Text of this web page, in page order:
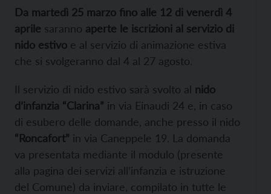
Da martedì 25 marzo fino alle 12 di venerdì 4
aprile saranno aperte le iscrizioni al servizio di
nido estivo e al servizio di animazione estiva
che si svolgeranno dal 4 al 27 agosto.
Il servizio di nido estivo sarà svolto al nido
d’infanzia “Clarina” in via Einaudi 24 e, in caso
di esubero delle domande, anche presso il nido
“Roncafort” in via Caneppele 19. La domanda
va presentata mediante il modulo (presente
alla pagina dei servizi all’infanzia e istruzione
del Comune) da inviare, compilato in tutte le